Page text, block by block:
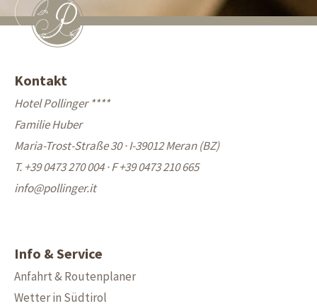
Kontakt
Hotel Pollinger ****
Familie Huber
Maria-Trost-Straße 30 · I-39012 Meran (BZ)
T. +39 0473 270 004·F +39 0473 210 665
info@pollinger.it
Info & Service
Anfahrt & Routenplaner
Wetter in Südtirol